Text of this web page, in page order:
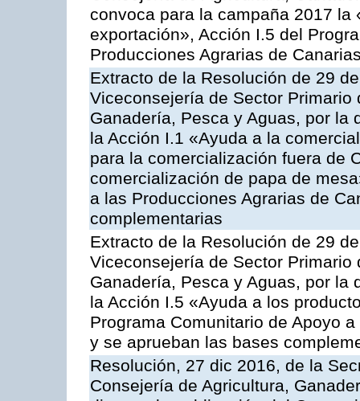
convoca para la campaña 2017
exportación», Acción I.5 del
Producciones Agrarias de
Extracto de la Resolución de 29
Viceconsejería de Sector
Ganadería, Pesca y Aguas, por la
la Acción I.1 «Ayuda a la
para la comercialización fuera de
comercialización de papa de
a las Producciones Agrarias de
complementarias
Extracto de la Resolución de 29
Viceconsejería de Sector
Ganadería, Pesca y Aguas, por la
la Acción I.5 «Ayuda a los
Programa Comunitario de Apoyo
y se aprueban las bases
Resolución, 27 dic 2016, de la
Consejería de Agricultura,